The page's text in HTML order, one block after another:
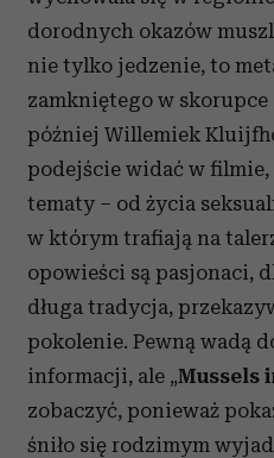
dorodnych okazów
nie tylko jedzenie, to
zamkniętego w skorupce
później Willemiek
podejście widać w
tematy – od życia
w którym trafiają na
opowieści są pasjonaci,
długa tradycja,
pokolenie. Pewną wadą
informacji, ale „Mussels
zobaczyć, ponieważ
śniło się rodzimym